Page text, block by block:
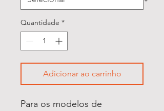
Quantidade *
Adicionar ao carrinho
Para os modelos de